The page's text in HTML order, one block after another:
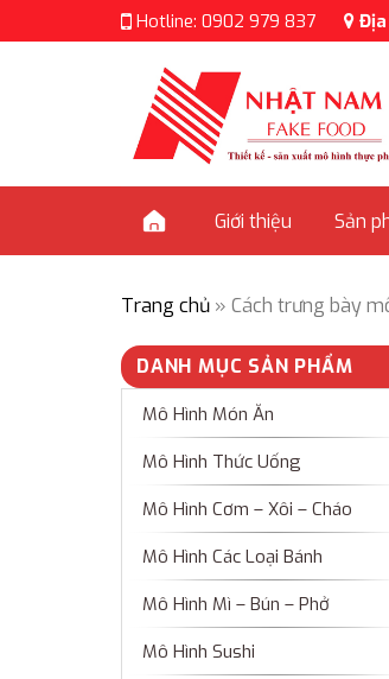
to
Hotline: 0902 979 837
Giới thiệu Sản
Trang chủ » Cách trưng bày
DANH MỤC SẢN PHẨM
Mô Hình Món Ăn
Mô Hình Thức Uống
Mô Hình Cơm – Xôi – Cháo
Mô Hình Các Loại Bánh
Mô Hình Mì – Bún – Phở
Mô Hình Sushi